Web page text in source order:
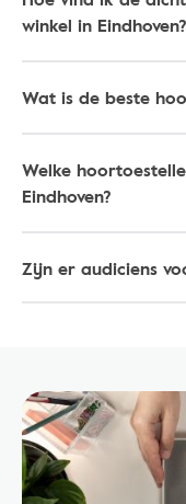
winkel in Eindhoven?
Wat is de beste
Welke
Eindhoven?
Zijn er audiciens